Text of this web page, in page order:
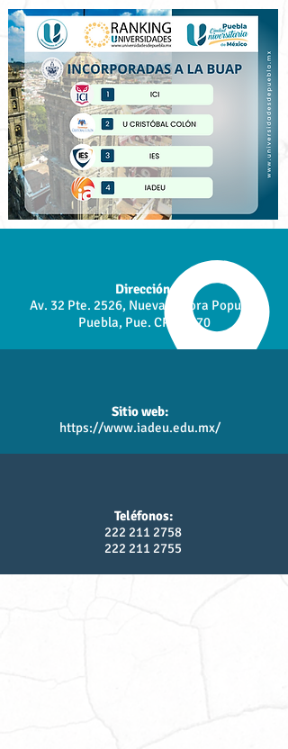
Dirección:
Av. 32 Pte. 2526, Nueva Aurora Popular,
Puebla, Pue. CP. 72070
Sitio web:
https://www.iadeu.edu.mx/
Teléfonos:
222 211 2758
222 211 2755